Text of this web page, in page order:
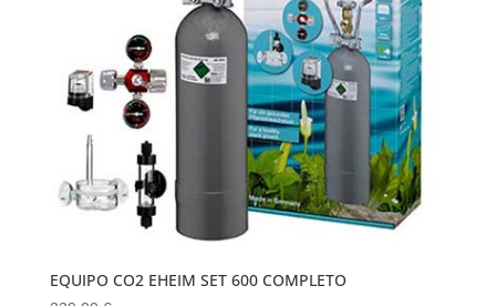
EQUIPO CO2 EHEIM SET 600 COMPLETO